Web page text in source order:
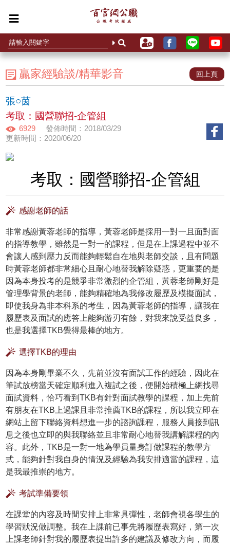
贏家經驗談/精華影音 回上頁
張○茵
考取：國營聯招-企管組
6929
發佈時間：2018/03/29
更新時間：2020/06/20
考取：國營聯招-企管組
感謝老師的話
非常感謝黃蓉老師的指導，黃蓉老師是採用一對一且面對面
的指導教學，雖然是一對一的課程，但是在上課過程中並不
會讓人感到壓力反而能夠輕鬆自在地與老師交談，且有問題
時黃蓉老師都非常細心且耐心地替我解除疑惑，更重要的是
因為本身投考的是競爭非常激烈的企管組，黃蓉老師剛好是
管理學背景的老師，能夠精確地為我修改履歷及模擬面試，
即使我身為非本科系的考生，因為黃蓉老師的指導，讓我在
履歷表及面試的應答上能夠游刃有餘，對我來說受益良多，
也是我選擇TKB覺得最棒的地方。
選擇TKB的理由
因為本身剛畢業不久，先前並沒有面試工作的經驗，因此在
筆試放榜當天確定順利進入複試之後，便開始積極上網找尋
面試資料，恰巧看到TKB有針對面試教學的課程，加上先前
有朋友在TKB上過課且非常推薦TKB的課程，所以我立即在
網站上留下聯絡資料想進一步的諮詢課程，服務人員接到訊
息之後也立即的與我聯絡並且非常耐心地替我講解課程的內
容。此外，TKB是一對一地為學員量身訂做課程的教學方
式，能夠針對我自身的情況及經驗為我安排適當的課程，這
是我最推崇的地方。
考試準備要領
在課堂的內容及時間安排上非常具彈性，老師會視各學生的
學習狀況做調整。我在上課前已事先將履歷表寫好，第一次
上課老師針對我的履歷表提出許多的建議及修改方向，而履